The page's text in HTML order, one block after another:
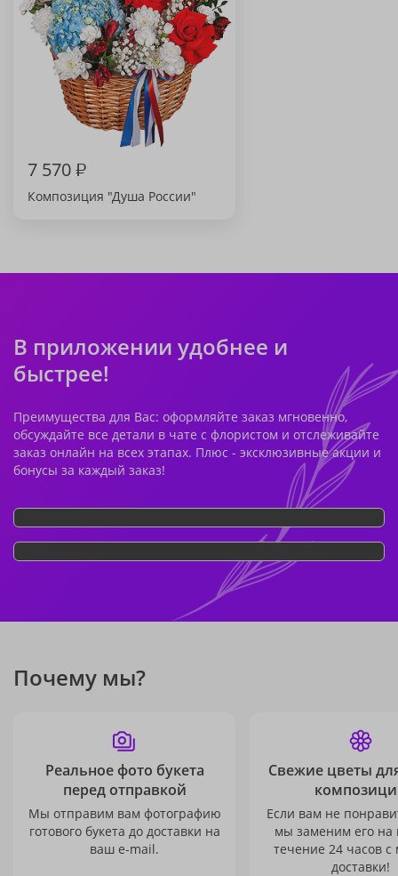
7 570₽
Композиция "Душа России"
В приложении удобнее и
быстрее!
Преимущества для Вас: оформляйте заказ мгновенно,
обсуждайте все детали в чате с флористом и отслеживайте
заказ онлайн на всех этапах. Плюс - эксклюзивные акции и
бонусы за каждый заказ!
Почему мы?
Реальное фото букета
перед отправкой
Мы отправим вам фотографию
готового букета до доставки на
ваш e-mail.
Свежие цветы
Если вам не
мы заменим его на
течение 24 часов с
доставки!